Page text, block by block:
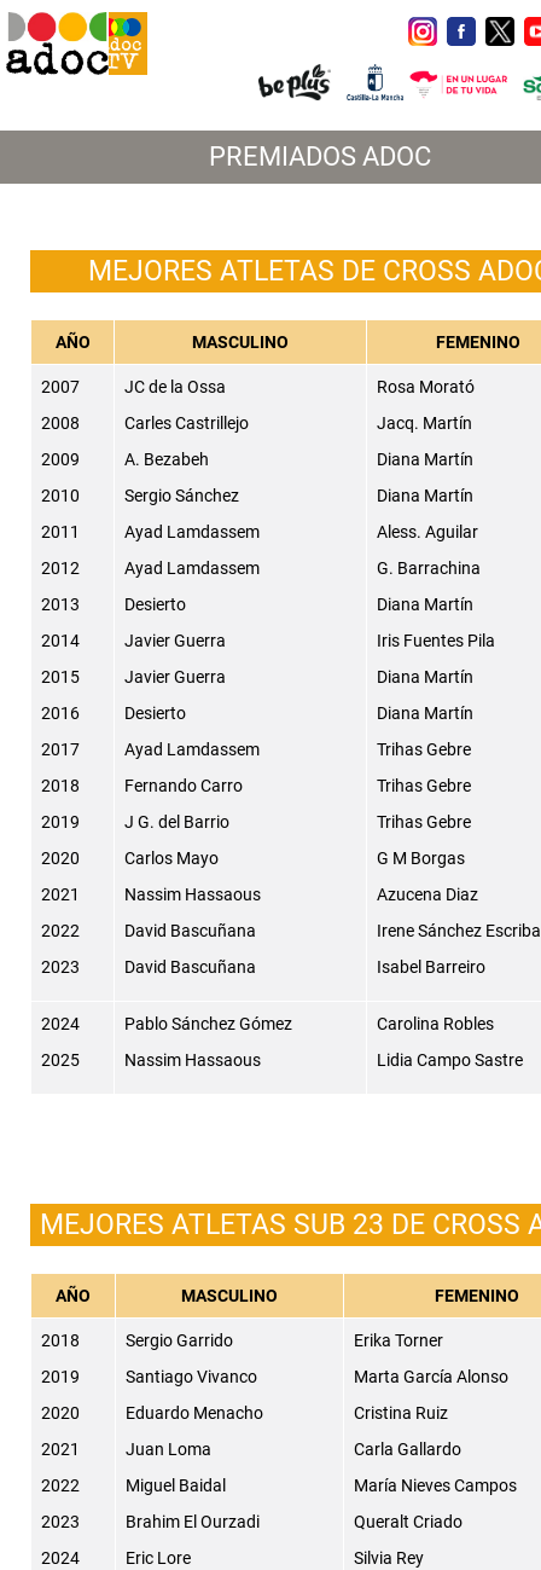
PREMIADOS ADOC
MEJORES ATLETAS DE CROSS
AÑO MASCULINO FEMENINO
2007
2008
2009
2010
2011
2012
2013
2014
2015
2016
2017
2018
2019
2020
2021
2022
2023
JC de la Ossa
Carles Castrillejo
A. Bezabeh
Sergio Sánchez
Ayad Lamdassem
Ayad Lamdassem
Desierto
Javier Guerra
Javier Guerra
Desierto
Ayad Lamdassem
Fernando Carro
J G. del Barrio
Carlos Mayo
Nassim Hassaous
David Bascuñana
David Bascuñana
Rosa Morató
Jacq. Martín
Diana Martín
Diana Martín
Aless. Aguilar
G. Barrachina
Diana Martín
Iris Fuentes Pila
Diana Martín
Diana Martín
Trihas Gebre
Trihas Gebre
Trihas Gebre
G M Borgas
Azucena Diaz
Irene Sánchez
Isabel Barreiro
2024
2025
Pablo Sánchez Gómez
Nassim Hassaous
Carolina Robles
Lidia Campo Sastre
MEJORES ATLETAS SUB 23 DE CROSS
AÑO MASCULINO FEMENINO
2018
2019
2020
2021
2022
2023
2024
Sergio Garrido
Santiago Vivanco
Eduardo Menacho
Juan Loma
Miguel Baidal
Brahim El Ourzadi
Eric Lore
Erika Torner
Marta García Alonso
Cristina Ruiz
Carla Gallardo
María Nieves Campos
Queralt Criado
Silvia Rey